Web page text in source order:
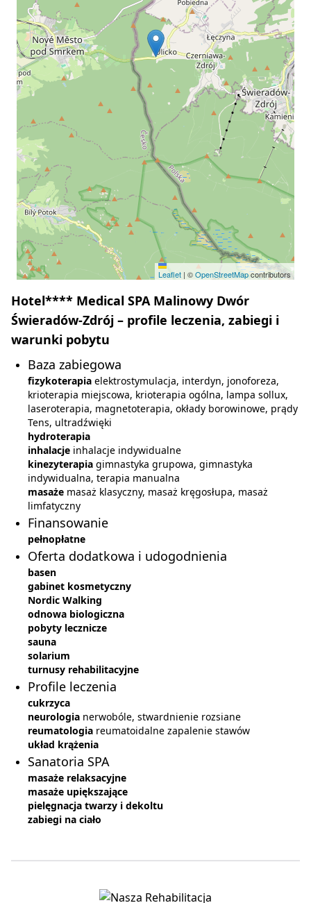
Leaflet | ©OpenStreetMapcontributors
Hotel**** Medical SPA Malinowy Dwór
Świeradów-Zdrój – profile leczenia, zabiegi i
warunki pobytu
Baza zabiegowa
fizykoterapia elektrostymulacja, interdyn, jonoforeza,
krioterapia miejscowa, krioterapia ogólna, lampa sollux,
laseroterapia, magnetoterapia, okłady borowinowe, prądy
Tens, ultradźwięki
hydroterapia
inhalacje inhalacje indywidualne
kinezyterapia gimnastyka grupowa, gimnastyka
indywidualna, terapia manualna
masaże masaż klasyczny, masaż kręgosłupa, masaż
limfatyczny
Finansowanie
pełnopłatne
Oferta dodatkowa i udogodnienia
basen
gabinet kosmetyczny
Nordic Walking
odnowa biologiczna
pobyty lecznicze
sauna
solarium
turnusy rehabilitacyjne
Profile leczenia
cukrzyca
neurologia nerwobóle, stwardnienie rozsiane
reumatologia reumatoidalne zapalenie stawów
układ krążenia
Sanatoria SPA
masaże relaksacyjne
masaże upiększające
pielęgnacja twarzy i dekoltu
zabiegi na ciało